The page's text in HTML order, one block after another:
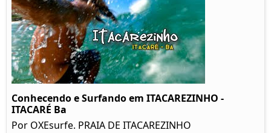
Conhecendo e Surfando em ITACAREZINHO -
ITACARÉ Ba
Por OXEsurfe. PRAIA DE ITACAREZINHO